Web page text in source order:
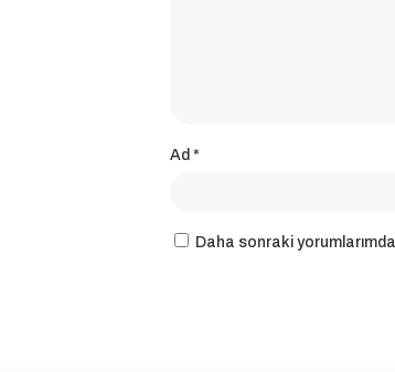
Ad *
Daha sonraki